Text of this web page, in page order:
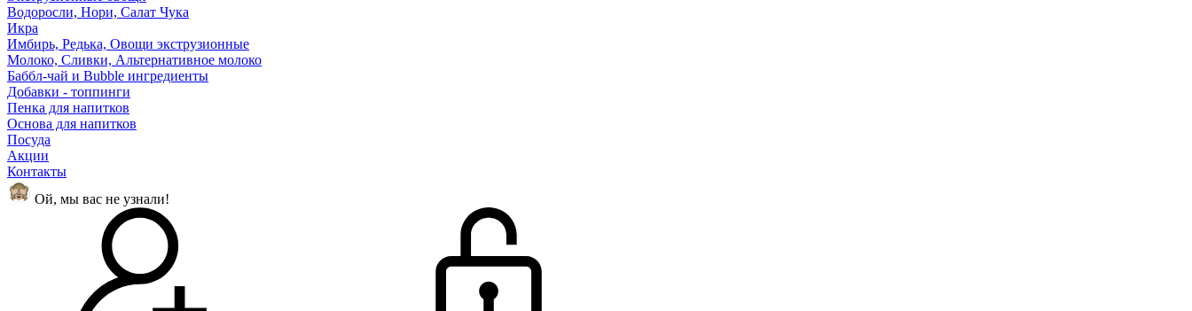
Водоросли, Нори, Салат Чука
Икра
Имбирь, Редька, Овощи экструзионные
Молоко, Сливки, Альтернативное молоко
Баббл-чай и Bubble ингредиенты
Добавки - топпинги
Пенка для напитков
Основа для напитков
Посуда
Акции
Контакты
Ой, мы вас не узнали!